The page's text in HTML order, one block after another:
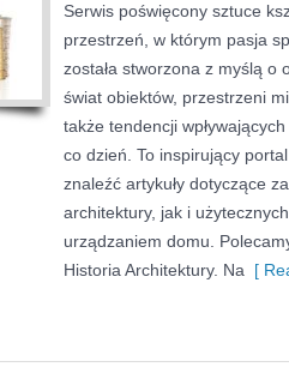
Serwis poświęcony sztuce
przestrzeń, w którym pasja
została stworzona z myślą o
świat obiektów, przestrzeni
także tendencji
co dzień. To inspirujący
znaleźć artykuły dotyczące
architektury, jak i
urządzaniem domu.
Historia Architektury. Na [